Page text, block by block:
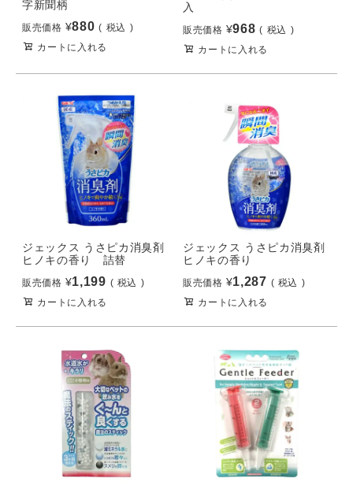
字新聞柄
販売価格 ¥880
税込
カートに入れる
入
販売価格 ¥968
税込
カートに入れる
ジェックス うさピカ消臭剤
ヒノキの香り 詰替
販売価格 ¥1,199
税込
カートに入れる
ジェックス うさピカ消臭剤
ヒノキの香り
販売価格 ¥1,287
税込
カートに入れる